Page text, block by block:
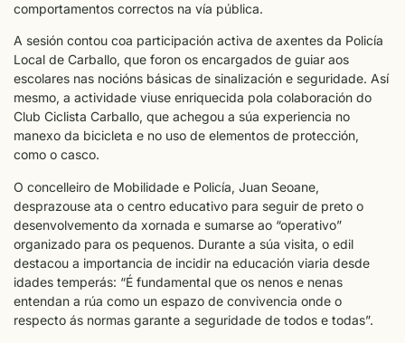
comportamentos correctos na vía pública.
A sesión contou coa participación activa de axentes da Policía
Local de Carballo, que foron os encargados de guiar aos
escolares nas nocións básicas de sinalización e seguridade. Así
mesmo, a actividade viuse enriquecida pola colaboración do
Club Ciclista Carballo, que achegou a súa experiencia no
manexo da bicicleta e no uso de elementos de protección,
como o casco.
O concelleiro de Mobilidade e Policía, Juan Seoane,
desprazouse ata o centro educativo para seguir de preto o
desenvolvemento da xornada e sumarse ao “operativo”
organizado para os pequenos. Durante a súa visita, o edil
destacou a importancia de incidir na educación viaria desde
idades temperás: “É fundamental que os nenos e nenas
entendan a rúa como un espazo de convivencia onde o
respecto ás normas garante a seguridade de todos e todas”.